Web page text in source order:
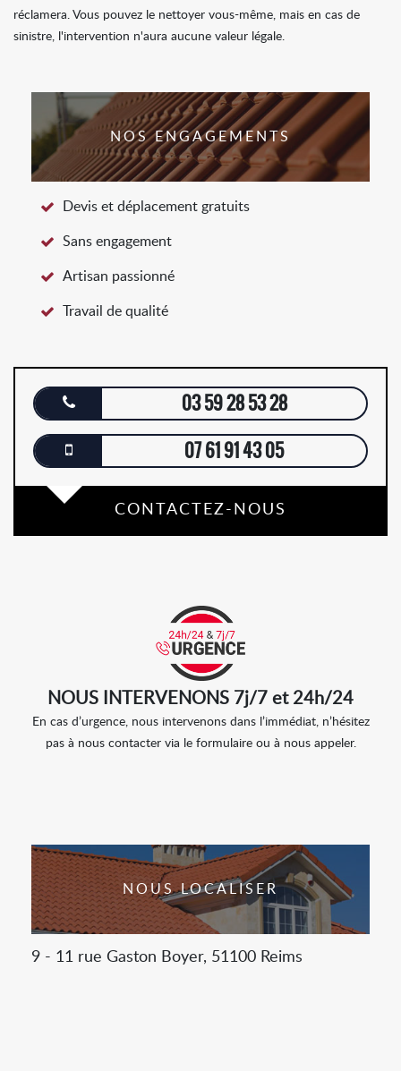
réclamera. Vous pouvez le nettoyer vous-même, mais en cas de
sinistre, l'intervention n'aura aucune valeur légale.
NOS ENGAGEMENTS
Devis et déplacement gratuits
Sans engagement
Artisan passionné
Travail de qualité
03 59 28 53 28
07 61 91 43 05
CONTACTEZ-NOUS
NOUS INTERVENONS 7j/7 et 24h/24
En cas d’urgence, nous intervenons dans l’immédiat, n’hésitez
pas à nous contacter via le formulaire ou à nous appeler.
NOUS LOCALISER
9 - 11 rue Gaston Boyer, 51100 Reims